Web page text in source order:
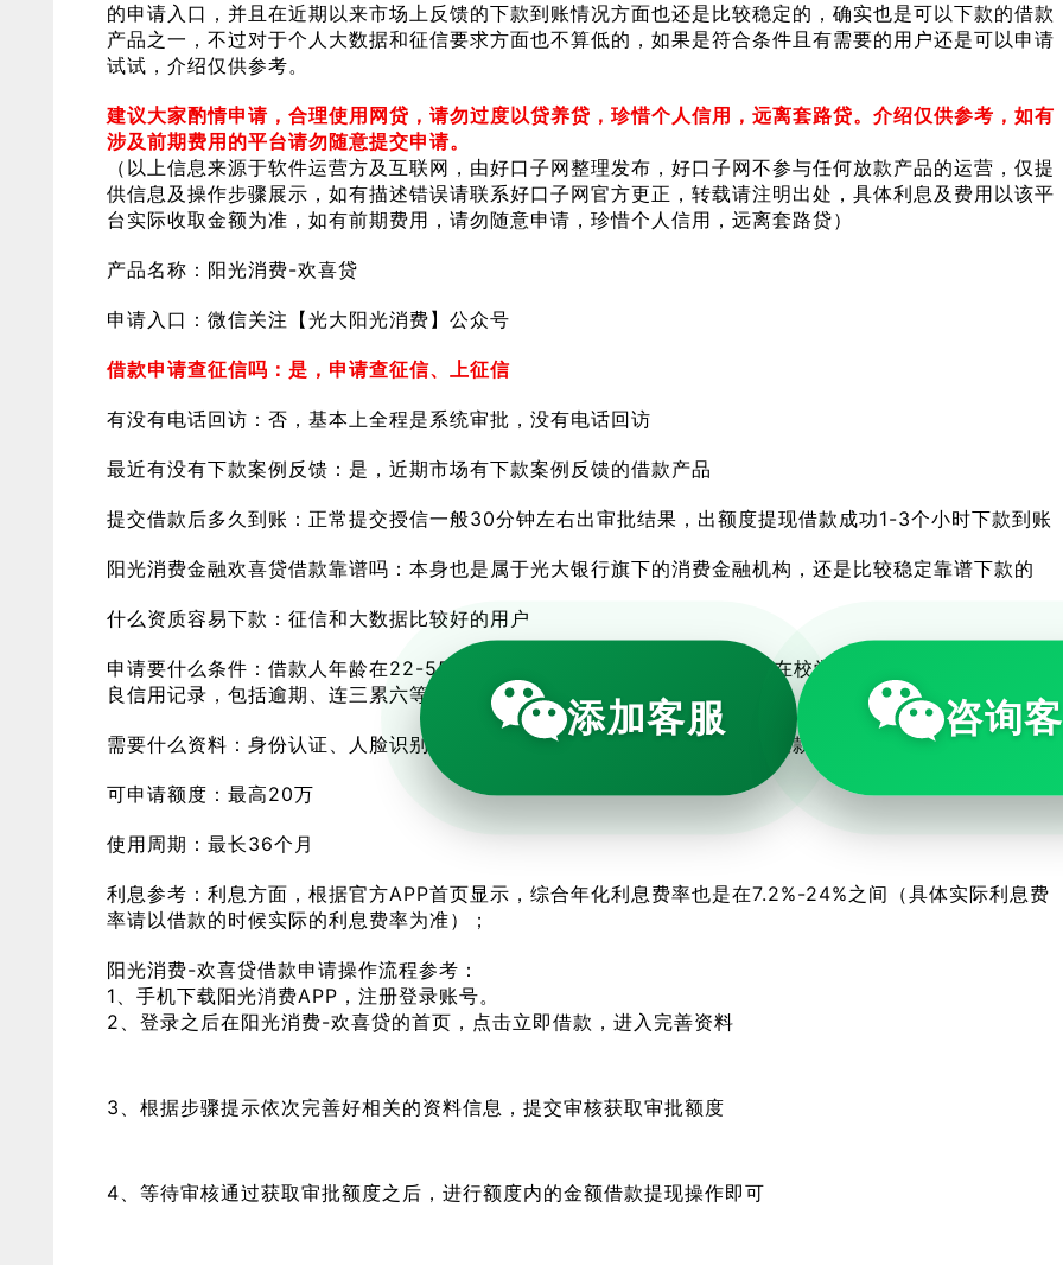
的申请入口，并且在近期以来市场上反馈的下款到账情况方面也还是比较稳定的，确实也是可以下款的借款
产品之一，不过对于个人大数据和征信要求方面也不算低的，如果是符合条件且有需要的用户还是可以申请
试试，介绍仅供参考。
建议大家酌情申请，合理使用网贷，请勿过度以贷养贷，珍惜个人信用，远离套路贷。介绍仅供参考，如有
涉及前期费用的平台请勿随意提交申请。
（以上信息来源于软件运营方及互联网，由好口子网整理发布，好口子网不参与任何放款产品的运营，仅提
供信息及操作步骤展示，如有描述错误请联系好口子网官方更正，转载请注明出处，具体利息及费用以该平
台实际收取金额为准，如有前期费用，请勿随意申请，珍惜个人信用，远离套路贷）
产品名称：阳光消费-欢喜贷
申请入口：微信关注【光大阳光消费】公众号
借款申请查征信吗：是，申请查征信、上征信
有没有电话回访：否，基本上全程是系统审批，没有电话回访
最近有没有下款案例反馈：是，近期市场有下款案例反馈的借款产品
提交借款后多久到账：正常提交授信一般30分钟左右出审批结果，出额度提现借款成功1-3个小时下款到账
阳光消费金融欢喜贷借款靠谱吗：本身也是属于光大银行旗下的消费金融机构，还是比较稳定靠谱下款的
什么资质容易下款：征信和大数据比较好的用户
申请要什么条件：借款人年龄在22-55岁间，具有完全民事行为能力，且非在校学生；征信良好，无严重不
良信用记录，包括逾期、连三累六等；
需要什么资料：身份认证、人脸识别、个人基础信息、单位信息、联系人、收款卡绑定等
可申请额度：最高20万
使用周期：最长36个月
利息参考：利息方面，根据官方APP首页显示，综合年化利息费率也是在7.2%-24%之间（具体实际利息费
率请以借款的时候实际的利息费率为准）；
阳光消费-欢喜贷借款申请操作流程参考：
1、手机下载阳光消费APP，注册登录账号。
2、登录之后在阳光消费-欢喜贷的首页，点击立即借款，进入完善资料
3、根据步骤提示依次完善好相关的资料信息，提交审核获取审批额度
4、等待审核通过获取审批额度之后，进行额度内的金额借款提现操作即可
添加客服 咨询